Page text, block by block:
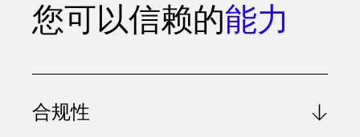
您可以信赖的能力
合规性